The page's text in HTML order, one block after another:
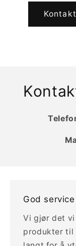
God service
Vi gjør det
produkter til